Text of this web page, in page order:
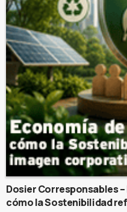
Dosier Corresponsables
cómo la Sostenibilidad